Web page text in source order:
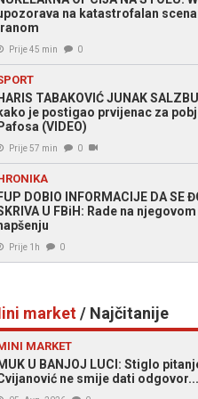
na katastrofalan
Prije 45 min 0
TABAKOVIĆ JUNAK
je postigao prvijenac za
(VIDEO)
Prije 57 min 0
DOBIO INFORMACIJE DA SE
U FBiH: Rade na
Prije 1h 0
market/ Najčitanije
MARKET
U BANJOJ LUCI: Stiglo
ne smije dati odgovor...